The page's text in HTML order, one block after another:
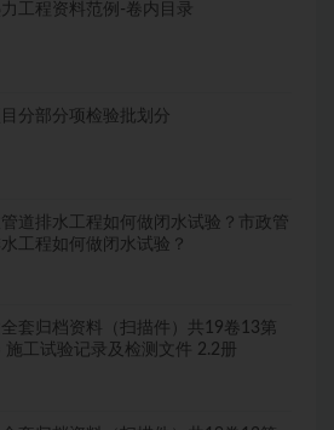
力工程资料范例-卷内目录
目分部分项检验批划分
管道排水工程如何做闭水试验？市政管
工程如何做闭水试验？
全套归档资料（扫描件）共19卷13第
施工试验记录及检测文件 2.2册